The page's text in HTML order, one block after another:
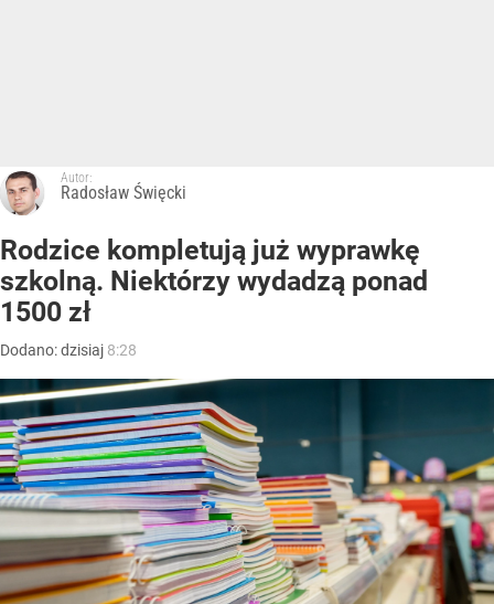
Autor:
Radosław Święcki
Rodzice kompletują już wyprawkę
szkolną. Niektórzy wydadzą ponad
1500 zł
Dodano:dzisiaj 8:28